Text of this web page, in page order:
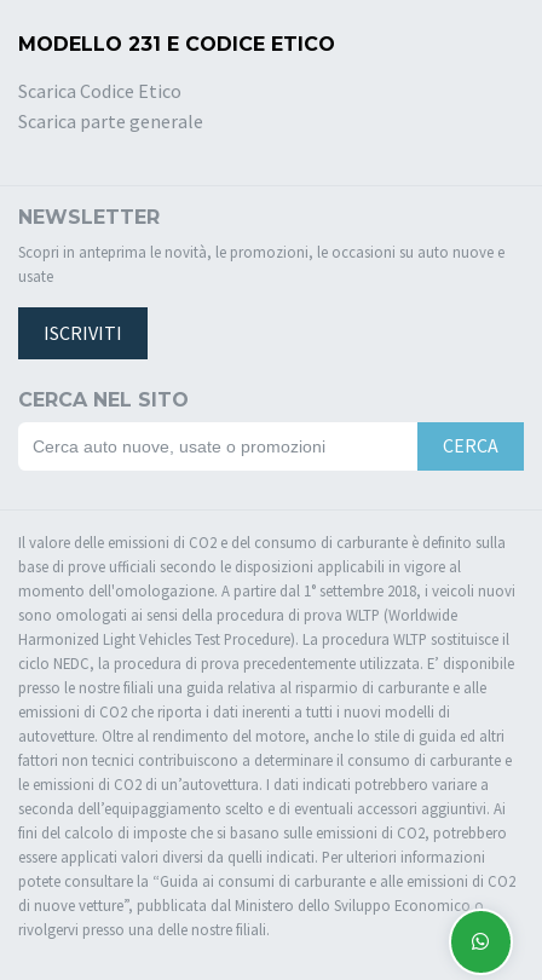
MODELLO 231 E CODICE ETICO
Scarica Codice Etico
Scarica parte generale
NEWSLETTER
Scopri in anteprima le novità, le promozioni, le occasioni su auto nuove e
usate
ISCRIVITI
CERCA NEL SITO
CERCA
Il valore delle emissioni di CO2 e del consumo di carburante è definito sulla
base di prove ufficiali secondo le disposizioni applicabili in vigore al
momento dell'omologazione. A partire dal 1° settembre 2018, i veicoli nuovi
sono omologati ai sensi della procedura di prova WLTP (Worldwide
Harmonized Light Vehicles Test Procedure). La procedura WLTP sostituisce il
ciclo NEDC, la procedura di prova precedentemente utilizzata. E’ disponibile
presso le nostre filiali una guida relativa al risparmio di carburante e alle
emissioni di CO2 che riporta i dati inerenti a tutti i nuovi modelli di
autovetture. Oltre al rendimento del motore, anche lo stile di guida ed altri
fattori non tecnici contribuiscono a determinare il consumo di carburante e
le emissioni di CO2 di un’autovettura. I dati indicati potrebbero variare a
seconda dell’equipaggiamento scelto e di eventuali accessori aggiuntivi. Ai
fini del calcolo di imposte che si basano sulle emissioni di CO2, potrebbero
essere applicati valori diversi da quelli indicati. Per ulteriori informazioni
potete consultare la “Guida ai consumi di carburante e alle emissioni di CO2
di nuove vetture”, pubblicata dal Ministero dello Sviluppo Economico o
rivolgervi presso una delle nostre filiali.